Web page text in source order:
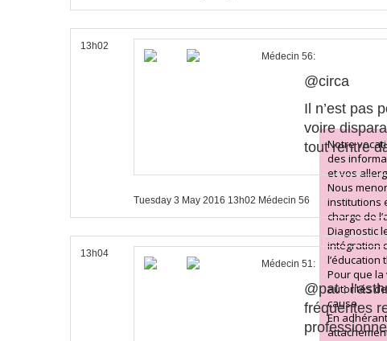
13h02
Médecin 56:
@circa
Il n’est pas
voire
tout rentre
Tuesday 3 May 2016 13h02 Médecin 56
13h04
Médecin 51:
@pat :
fréquentes
Notre
des
et vos
Nous
institutions
charge de
Diagnostic
intégration
Pour que
autorités
cause.
En